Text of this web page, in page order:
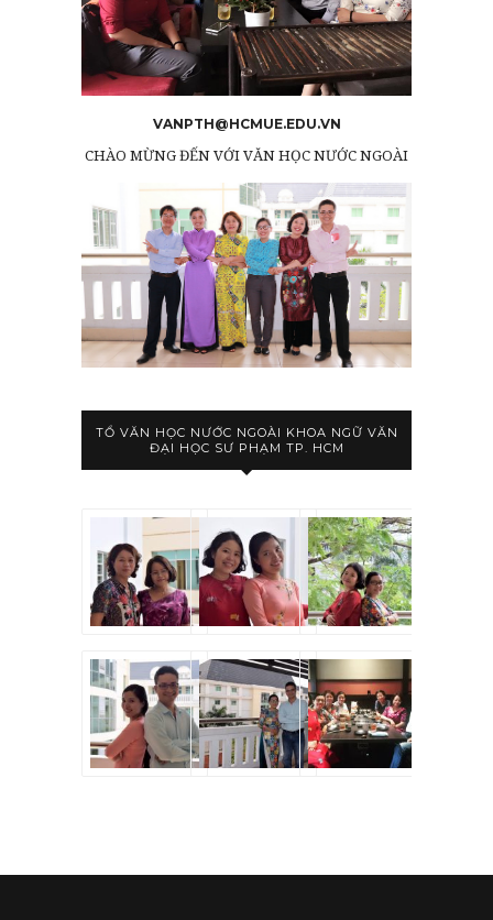
VANPTH@HCMUE.EDU.VN
CHÀO MỪNG ĐẾN VỚI VĂN HỌC NƯỚC NGOÀI
TỔ VĂN HỌC NƯỚC NGOÀI KHOA NGỮ VĂN
ĐẠI HỌC SƯ PHẠM TP. HCM